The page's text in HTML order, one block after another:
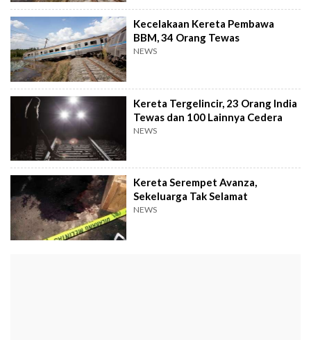
Kecelakaan Kereta Pembawa
BBM, 34 Orang Tewas
NEWS
Kereta Tergelincir, 23 Orang India
Tewas dan 100 Lainnya Cedera
NEWS
Kereta Serempet Avanza,
Sekeluarga Tak Selamat
NEWS